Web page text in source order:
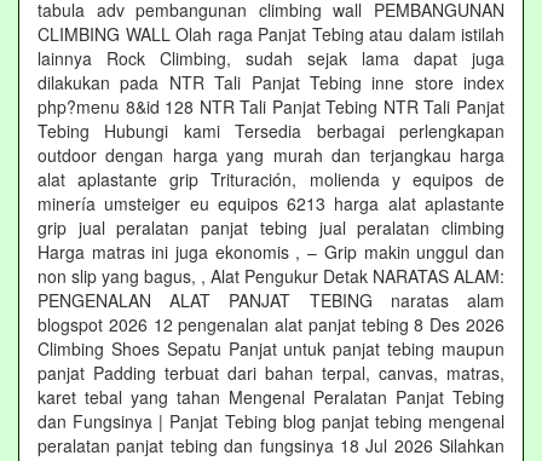
tabula adv pembangunan climbing wall PEMBANGUNAN
CLIMBING WALL Olah raga Panjat Tebing atau dalam istilah
lainnya Rock Climbing, sudah sejak lama dapat juga
dilakukan pada NTR Tali Panjat Tebing inne store index
php?menu 8&id 128 NTR Tali Panjat Tebing NTR Tali Panjat
Tebing Hubungi kami Tersedia berbagai perlengkapan
outdoor dengan harga yang murah dan terjangkau harga
alat aplastante grip Trituración, molienda y equipos de
minería umsteiger eu equipos 6213 harga alat aplastante
grip jual peralatan panjat tebing jual peralatan climbing
Harga matras ini juga ekonomis , – Grip makin unggul dan
non slip yang bagus, , Alat Pengukur Detak NARATAS ALAM:
PENGENALAN ALAT PANJAT TEBING naratas alam
blogspot 2026 12 pengenalan alat panjat tebing 8 Des 2026
Climbing Shoes Sepatu Panjat untuk panjat tebing maupun
panjat Padding terbuat dari bahan terpal, canvas, matras,
karet tebal yang tahan Mengenal Peralatan Panjat Tebing
dan Fungsinya | Panjat Tebing blog panjat tebing mengenal
peralatan panjat tebing dan fungsinya 18 Jul 2026 Silahkan